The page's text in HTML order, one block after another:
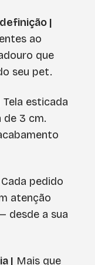
|
ao
que
seu pet.
Tela esticada
3 cm.
Cada pedido
atenção
desde a sua
| Mais que